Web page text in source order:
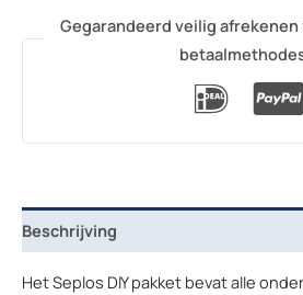
Gegarandeerd veilig
Beschrijving
Het Seplos DIY pakket bevat alle